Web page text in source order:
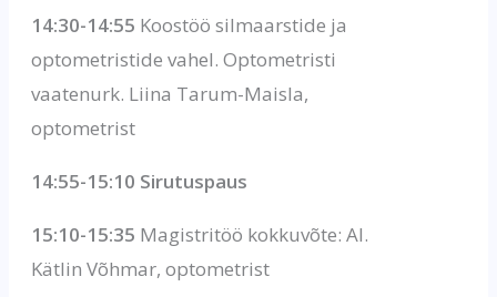
14:30-14:55 Koostöö silmaarstide ja
optometristide vahel. Optometristi
vaatenurk. Liina Tarum-Maisla,
optometrist
14:55-15:10 Sirutuspaus
15:10-15:35 Magistritöö kokkuvõte: AI.
Kätlin Võhmar, optometrist